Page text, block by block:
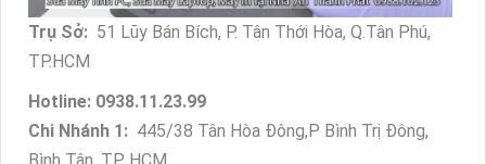
Trụ Sở: 51 Lũy Bán Bích, P. Tân Thới Hòa, Q.Tân Phú,
TP.HCM
Hotline: 0938.11.23.99
Chi Nhánh 1: 445/38 Tân Hòa Đông,P Bình Trị Đông,